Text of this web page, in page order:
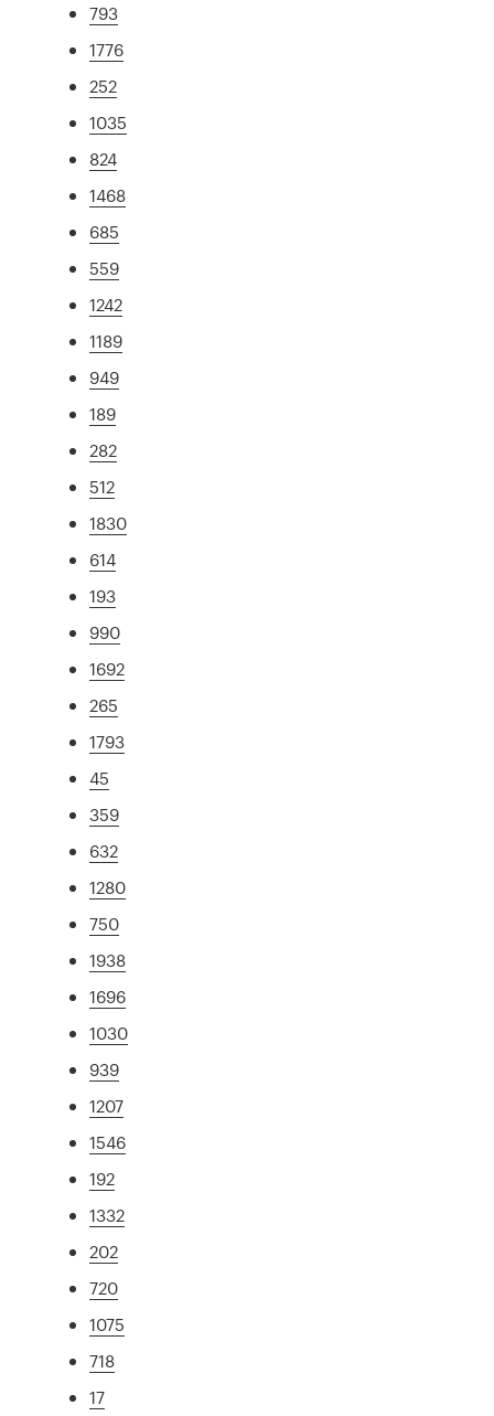
793
1776
252
1035
824
1468
685
559
1242
1189
949
189
282
512
1830
614
193
990
1692
265
1793
45
359
632
1280
750
1938
1696
1030
939
1207
1546
192
1332
202
720
1075
718
17